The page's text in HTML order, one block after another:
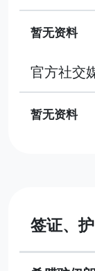
暂无资料
官方社交
暂无资料
签证、